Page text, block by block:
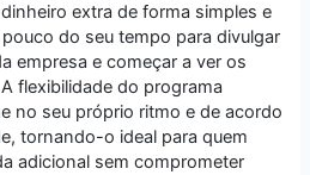
extra de forma simples e
do seu tempo para divulgar
empresa e começar a ver os
flexibilidade do programa
no seu próprio ritmo e de acordo
tornando-o ideal para quem
adicional sem comprometer